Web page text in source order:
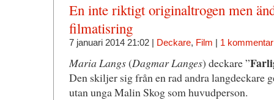
En inte riktigt originaltrogen men
filmatisring
7 januari 2014 21:02 | Deckare, Film | 1 kommentar
Maria Langs(Dagmar Langes) deckare ”
Den skiljer sig från en rad andra langdeckare
utan unga Malin Skog som huvudperson.